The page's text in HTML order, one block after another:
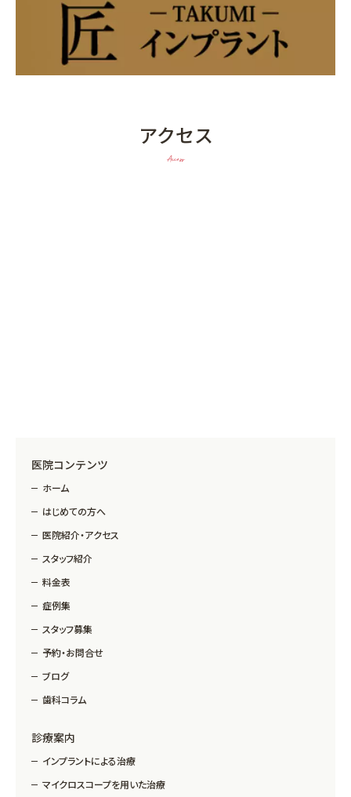
アクセス
Access
医院コンテンツ
ホーム
はじめての方へ
医院紹介・アクセス
スタッフ紹介
料金表
症例集
スタッフ募集
予約・お問合せ
ブログ
歯科コラム
診療案内
インプラントによる治療
マイクロスコープを用いた治療